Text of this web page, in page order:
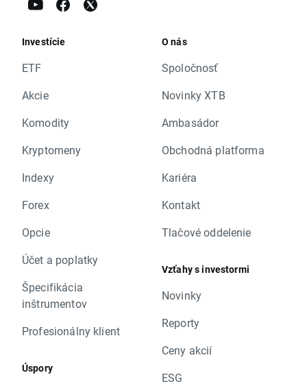
Investície
ETF
Akcie
Komodity
Kryptomeny
Indexy
Forex
Opcie
Účet a poplatky
Špecifikácia
inštrumentov
Profesionálny klient
Úspory
O nás
Spoločnosť
Novinky XTB
Ambasádor
Obchodná platforma
Kariéra
Kontakt
Tlačové oddelenie
Vzťahy s investormi
Novinky
Reporty
Ceny akcií
ESG